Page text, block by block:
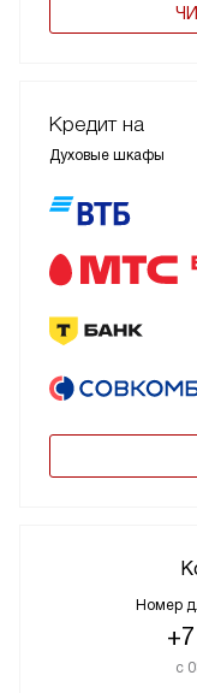
Кредит на
Духовые шкафы
Номер
с